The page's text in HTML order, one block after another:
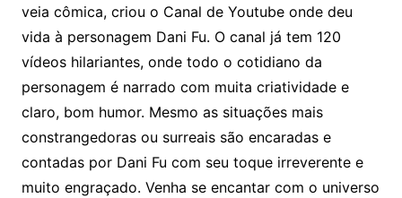
veia cômica, criou o Canal de Youtube onde deu
vida à personagem Dani Fu. O canal já tem 120
vídeos hilariantes, onde todo o cotidiano da
personagem é narrado com muita criatividade e
claro, bom humor. Mesmo as situações mais
constrangedoras ou surreais são encaradas e
contadas por Dani Fu com seu toque irreverente e
muito engraçado. Venha se encantar com o universo